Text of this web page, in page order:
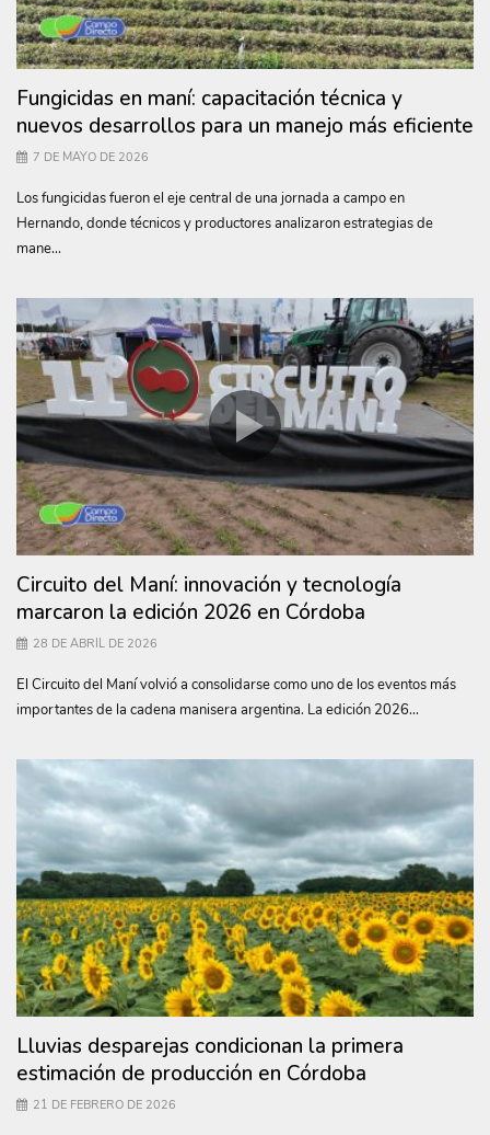
Fungicidas en maní: capacitación técnica y
nuevos desarrollos para un manejo más eficiente
7 DE MAYO DE 2026
Los fungicidas fueron el eje central de una jornada a campo en
Hernando, donde técnicos y productores analizaron estrategias de
mane...
Circuito del Maní: innovación y tecnología
marcaron la edición 2026 en Córdoba
28 DE ABRIL DE 2026
El Circuito del Maní volvió a consolidarse como uno de los eventos más
importantes de la cadena manisera argentina. La edición 2026...
Lluvias desparejas condicionan la primera
estimación de producción en Córdoba
21 DE FEBRERO DE 2026